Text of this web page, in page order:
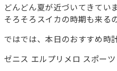
どんどん夏が近づいてきてい
そろそろスイカの時期も来
ではでは、本日のおすすめ時
ゼニス エルプリメロ スポー